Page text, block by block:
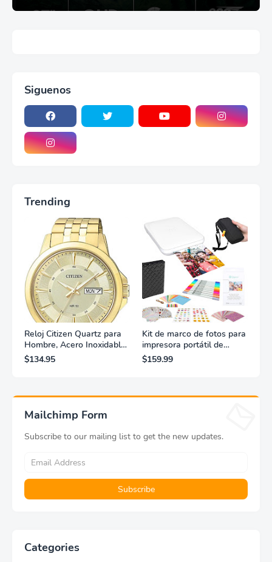
Siguenos
Trending
Reloj Citizen Quartz para
Hombre, Acero Inoxidable,
Clásico, Dorado
$134.95
Kit de marco de fotos para
impresora portátil de
fotografías y vídeos
Lifeprint 3x4,5 (blanca)
$159.99
Mailchimp Form
Subscribe to our mailing list to get the new updates.
Categories